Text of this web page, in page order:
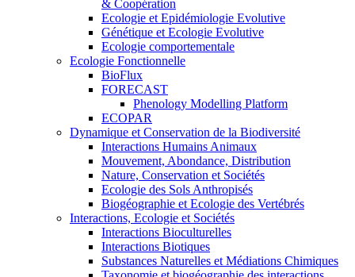
& Coopération
Ecologie et Epidémiologie Evolutive
Génétique et Ecologie Evolutive
Ecologie comportementale
Ecologie Fonctionnelle
BioFlux
FORECAST
Phenology Modelling Platform
ECOPAR
Dynamique et Conservation de la Biodiversité
Interactions Humains Animaux
Mouvement, Abondance, Distribution
Nature, Conservation et Sociétés
Ecologie des Sols Anthropisés
Biogéographie et Ecologie des Vertébrés
Interactions, Ecologie et Sociétés
Interactions Bioculturelles
Interactions Biotiques
Substances Naturelles et Médiations Chimiques